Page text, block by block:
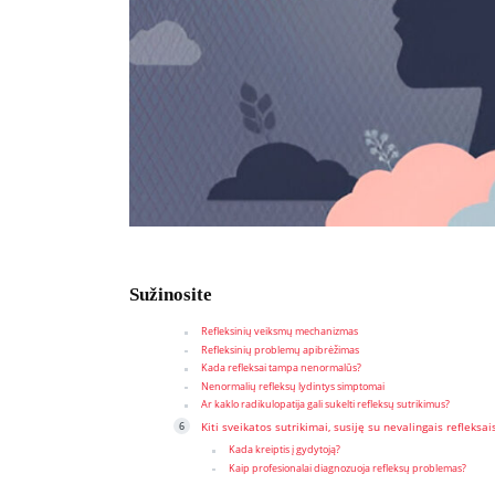
Sužinosite
Refleksinių veiksmų mechanizmas
Refleksinių problemų apibrėžimas
Kada refleksai tampa nenormalūs?
Nenormalių refleksų lydintys simptomai
Ar kaklo radikulopatija gali sukelti refleksų sutrikimus?
Kiti sveikatos sutrikimai, susiję su nevalingais
Kada kreiptis į gydytoją?
Kaip profesionalai diagnozuoja refleksų problemas?